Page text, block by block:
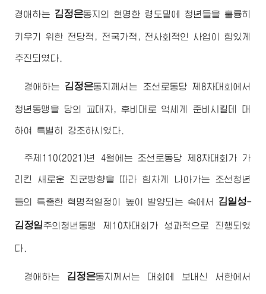
경애하는 김정은동지 의 현명한 령도밑에 청년들을 훌륭히
키우기 위한 전당적, 전국가적, 전사회적인 사업이 힘있게
추진되였다.
경애하는 김정은동지 께서는 조선로동당 제8차대회에서
청년동맹을 당의 교대자, 후비대로 억세게 준비시킬데 대
하여 특별히 강조하시였다.
주체110(2021)년 4월에는 조선로동당 제8차대회가 가
리킨 새로운 진군방향을 따라 힘차게 나아가는 조선청년
들의 특출한 혁명적열정이 높이 발양되는 속에서 김일성-
김정일주의 청년동맹 제10차대회가 성과적으로 진행되였
다.
경애하는 김정은동지 께서는 대회에 보내신 서한에서